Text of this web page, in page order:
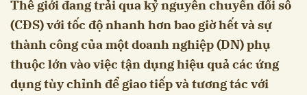
Thế giới đang trải qua kỷ nguyên chuyển đổi số
(CĐS) với tốc độ nhanh hơn bao giờ hết và sự
thành công của một doanh nghiệp (DN) phụ
thuộc lớn vào việc tận dụng hiệu quả các ứng
dụng tùy chỉnh để giao tiếp và tương tác với
Hủy Gửi